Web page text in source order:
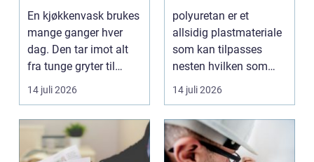
En kjøkkenvask brukes
mange ganger hver
dag. Den tar imot alt
fra tunge gryter til
skarpe kniver og ...
14 juli 2026
fordeler i
industrien
polyuretan er et
allsidig plastmateriale
som kan tilpasses
nesten hvilken som
helst oppgave. Fra
myk...
14 juli 2026